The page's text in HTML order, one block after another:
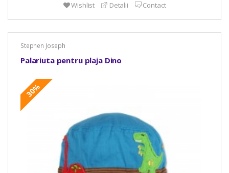
Wishlist Detalii Contact
Stephen Joseph
Palariuta pentru plaja Dino
30%